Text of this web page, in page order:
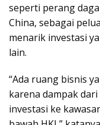
seperti perang
China, sebagai
menarik investasi
lain.
“Ada ruang bisnis
karena dampak
investasi ke